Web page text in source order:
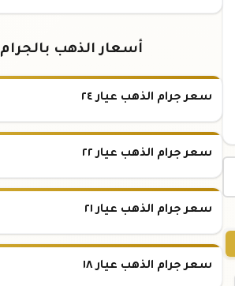
أسعار الذهب بالجرام
سعر جرام الذهب عيار ٢٤
سعر جرام الذهب عيار ٢٢
سعر جرام الذهب عيار ٢١
سعر جرام الذهب عيار ١٨